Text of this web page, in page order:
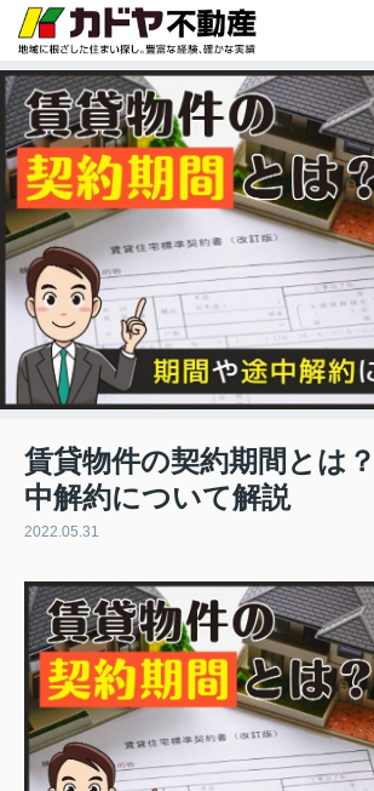
賃貸物件の契約期間とは
中解約について解説
2022.05.31